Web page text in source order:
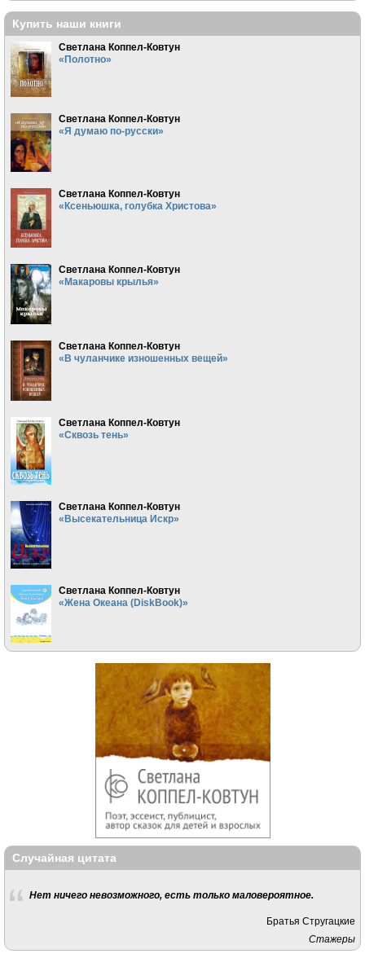
Купить наши книги
Светлана Коппел-Ковтун
«Полотно»
Светлана Коппел-Ковтун
«Я думаю по-русски»
Светлана Коппел-Ковтун
«Ксеньюшка, голубка Христова»
Светлана Коппел-Ковтун
«Макаровы крылья»
Светлана Коппел-Ковтун
«В чуланчике изношенных вещей»
Светлана Коппел-Ковтун
«Сквозь тень»
Светлана Коппел-Ковтун
«Высекательница Искр»
Светлана Коппел-Ковтун
«Жена Океана (DiskBook)»
Случайная цитата
Нет ничего невозможного, есть только маловероятное.
Братья Стругацкие
Стажеры